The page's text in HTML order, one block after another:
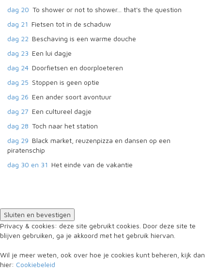
dag 20 To shower or not to shower... that's the question
dag 21 Fietsen tot in de schaduw
dag 22 Beschaving is een warme douche
dag 23 Een lui dagje
dag 24 Doorfietsen en doorploeteren
dag 25 Stoppen is geen optie
dag 26 Een ander soort avontuur
dag 27 Een cultureel dagje
dag 28 Toch naar het station
dag 29 Black market, reuzenpizza en dansen op een
piratenschip
dag 30 en 31 Het einde van de vakantie
Privacy & cookies: deze site gebruikt cookies. Door deze site te
blijven gebruiken, ga je akkoord met het gebruik hiervan.
Wil je meer weten, ook over hoe je cookies kunt beheren, kijk dan
hier: Cookiebeleid